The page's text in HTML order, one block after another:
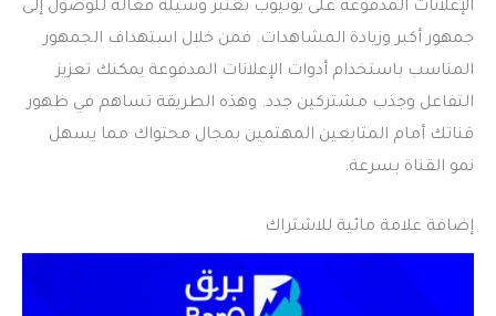
الإعلانات المدفوعة على يوتيوب تعتبر وسيلة فعالة للوصول إلى
جمهور أكبر وزيادة المشاهدات. فمن خلال استهداف الجمهور
المناسب باستخدام أدوات الإعلانات المدفوعة يمكنك تعزيز
التفاعل وجذب مشتركين جدد. وهذه الطريقة تساهم في ظهور
قناتك أمام المتابعين المهتمين بمجال محتواك مما يسهل
نمو القناة بسرعة.
إضافة علامة مائية للاشتراك